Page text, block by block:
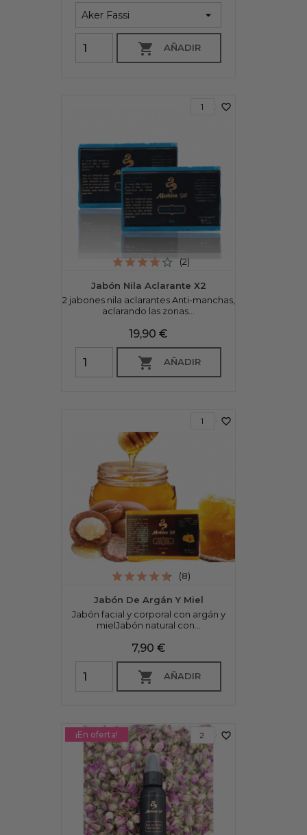
 AÑADIR
Jabón Nila Aclarante X2
2 jabones nila aclarantes Anti-manchas,
aclarando las zonas...
Precio
19,90 €
 AÑADIR
favorite_border
1
(2)
Jabón De Argán Y Miel
Jabón facial y corporal con argán y
mielJabón natural con...
Precio
7,90 €
 AÑADIR
favorite_border
1
(8)
favorite_border
2
¡En oferta!